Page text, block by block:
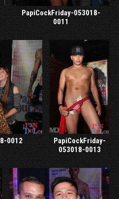
PapiCockFriday-053018-
0011
0012
PapiCockFriday-
053018-0013